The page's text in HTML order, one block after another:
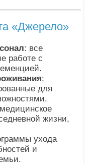
«Джерело»
: все
работе с
:
для
жизни,
ухода
и